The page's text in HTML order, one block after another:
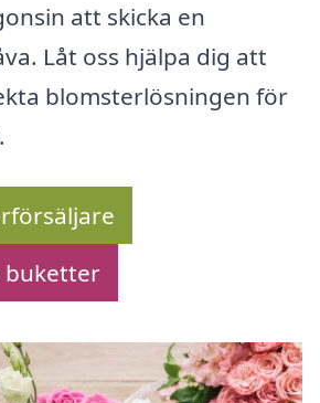
att skicka en
Låt oss hjälpa dig att
blomsterlösningen för
buketter